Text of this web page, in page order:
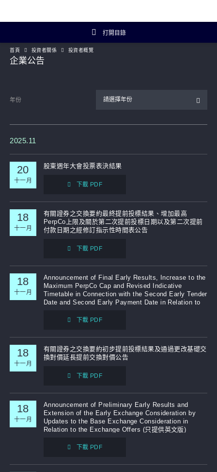
打開目錄
投資者關係主頁
財務數據
企業資料
Artisanal Connect
可持續發展
補發已報失股票的公告
首頁 投資者關係 投資者概覽
企業公告
年份 請選擇年份
2025.11
20
十一月
股東週年大會投票表決結果
下載 PDF
18
十一月
有關證券之交換要約最終提前投標結果、增加最高
PerpCo上限及關於第二次提前投標日期以及第二次提前
付款日期之經修訂指示性時間表公告
下載 PDF
18
十一月
Announcement of Final Early Results, Increase to the
Maximum PerpCo Cap and Revised Indicative
Timetable in Connection with the Second Early Tender
Date and Second Early Payment Date in Relation to
下載 PDF
18
十一月
有關證券之交換要約初步提前投標結果及通過更改基礎交
換對價延長提前交換對價公告
下載 PDF
18
十一月
Announcement of Preliminary Early Results and
Extension of the Early Exchange Consideration by
Updates to the Base Exchange Consideration in
Relation to the Exchange Offers (只提供英文版)
下載 PDF